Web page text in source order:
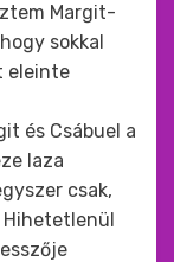
Margit-
sokkal
eleinte
és Csábuel a
laza
csak,
Hihetetlenül